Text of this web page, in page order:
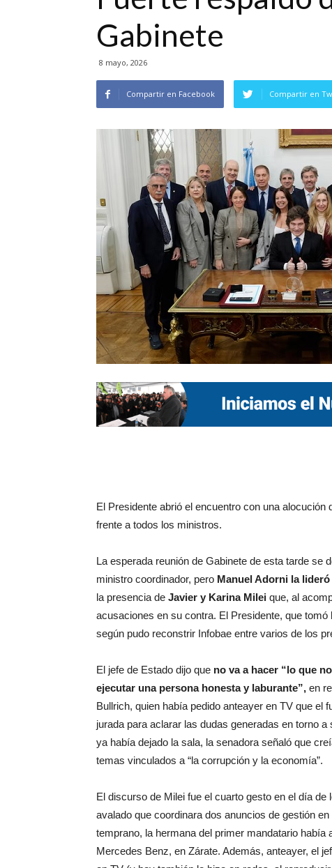
Gabinete
8 mayo, 2026
Compartir en Facebook Compartir en
El Presidente abrió el encuentro con una
frente a todos los ministros.
La esperada reunión de Gabinete de esta tarde se
ministro coordinador, pero Manuel Adorni la
la presencia de Javier y Karina Milei que, al
acusaciones en su contra. El Presidente, que tomó
según pudo reconstrir Infobae entre varios de los
El jefe de Estado dijo que no va a hacer “lo que
ejecutar una persona honesta y laburante”, en
Bullrich, quien había pedido anteayer en TV que el
jurada para aclarar las dudas generadas en torno
ya había dejado la sala, la senadora señaló que
temas vinculados a “la corrupción y la economía”.
El discurso de Milei fue el cuarto gesto en el día
avalado que coordinara dos anuncios de gestión
temprano, la hermana del primer mandatario
Mercedes Benz, en Zárate. Además, anteayer, el